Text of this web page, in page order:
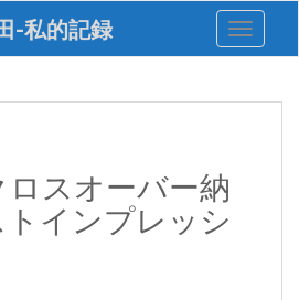
-私的記録 Toggle
スオーバー納
インプレッシ